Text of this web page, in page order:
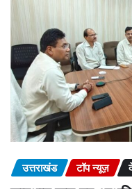
उत्तराखंड टॉप न्यूज़